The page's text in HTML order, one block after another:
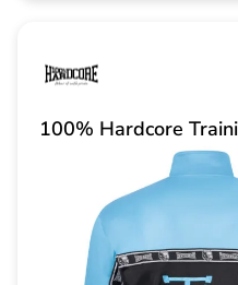
100% Hardcore